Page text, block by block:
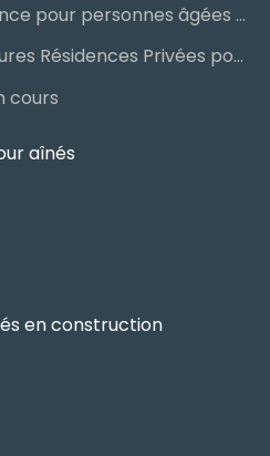
Signer un bail en résidence pour personnes âgées (RPA) : ce qu’il faut savoir
Le palmarès des meilleures Résidences Privées pour Aînés (RPA)
cours
aînés
en construction